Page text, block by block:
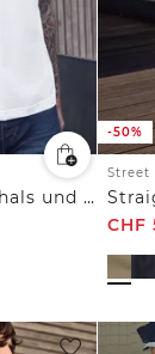
T-Shirt mit Rundhals und Chestprint
-50%
Street
CHF